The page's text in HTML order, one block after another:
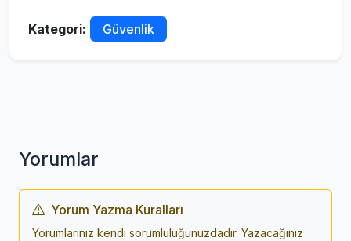
Kategori: Güvenlik
Yorumlar
Yorum Yazma Kuralları
Yorumlarınız kendi sorumluluğunuzdadır. Yazacağınız